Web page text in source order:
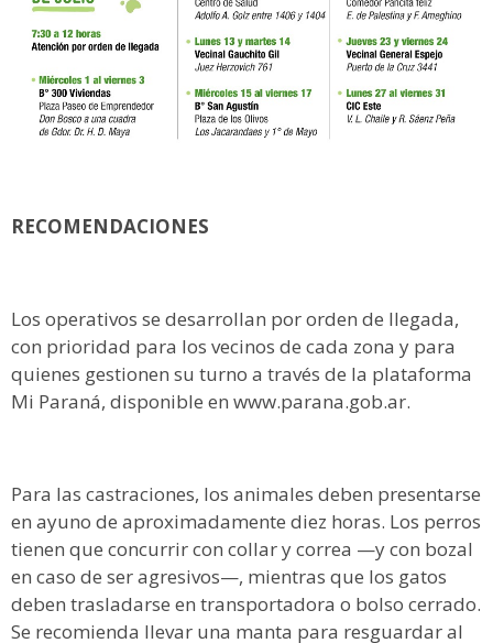
RECOMENDACIONES
Los operativos se desarrollan por orden de llegada,
con prioridad para los vecinos de cada zona y para
quienes gestionen su turno a través de la plataforma
Mi Paraná, disponible en www.parana.gob.ar.
Para las castraciones, los animales deben presentarse
en ayuno de aproximadamente diez horas. Los perros
tienen que concurrir con collar y correa —y con bozal
en caso de ser agresivos—, mientras que los gatos
deben trasladarse en transportadora o bolso cerrado.
Se recomienda llevar una manta para resguardar al